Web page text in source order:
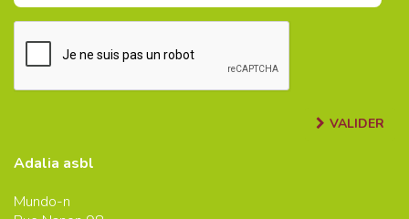
VALIDER
Adalia asbl
Mundo-n